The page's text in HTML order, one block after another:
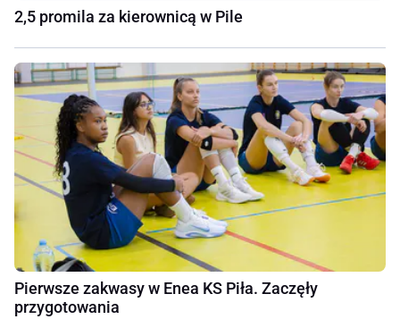
2,5 promila za kierownicą w Pile
Pierwsze zakwasy w Enea KS Piła. Zaczęły
przygotowania